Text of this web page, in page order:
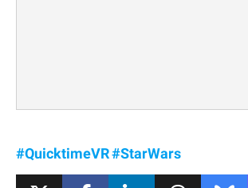
#QuicktimeVR#StarWars